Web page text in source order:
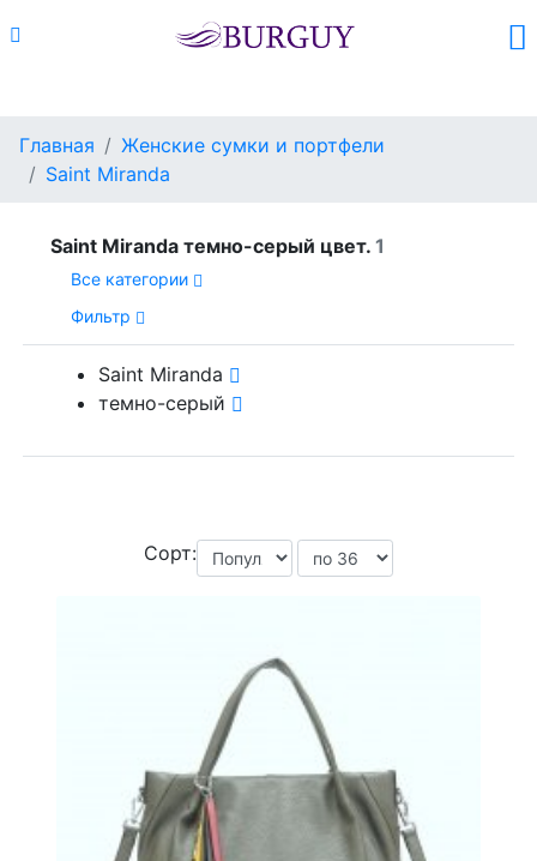
Главная
Женские сумки и портфели
Saint Miranda
Saint Miranda темно-серый цвет. 1
Все категории
Фильтр
Saint Miranda
темно-серый
Сорт: